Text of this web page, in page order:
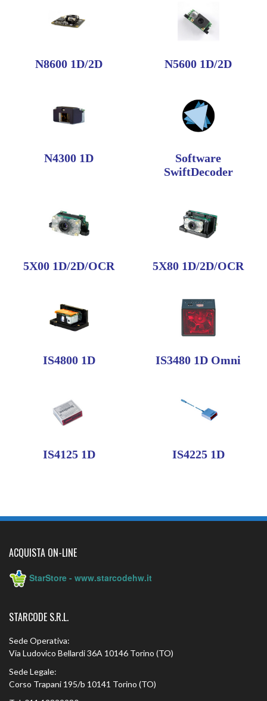
N8600 1D/2D N5600 1D/2D
N4300 1D
Software
SwiftDecoder
5X00 1D/2D/OCR 5X80 1D/2D/OCR
IS4800 1D IS3480 1D Omni
IS4125 1D IS4225 1D
ACQUISTA ON-LINE
StarStore - www.starcodehw.it
STARCODE S.R.L.
Sede Operativa:
Via Ludovico Bellardi 36A 10146 Torino (TO)
Sede Legale:
Corso Trapani 195/b 10141 Torino (TO)